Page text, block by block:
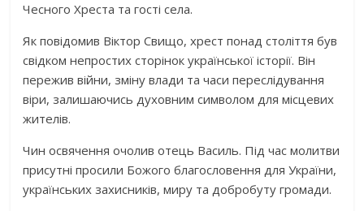
Чесного Хреста та гості села.
Як повідомив Віктор Свищо, хрест понад століття був
свідком непростих сторінок української історії. Він
пережив війни, зміну влади та часи переслідування
віри, залишаючись духовним символом для місцевих
жителів.
Чин освячення очолив отець Василь. Під час молитви
присутні просили Божого благословення для України,
українських захисників, миру та добробуту громади.